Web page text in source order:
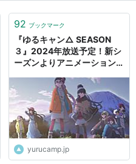
92 ブックマーク
『ゆるキャン△ SEASON
３』2024年放送予定！新シ
ーズンよりアニメーション制
ニュース｜アニメ『ゆるキャ
ン△』ポータルサイト
yurucamp.jp